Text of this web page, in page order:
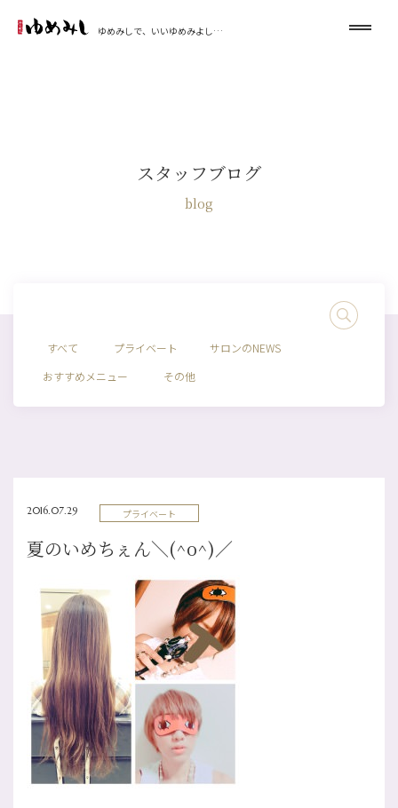
ゆめみしで、いいゆめみよし…
スタッフブログ
blog
すべて プライベート
サロンのNEWS
おすすめメニュー
その他
2016.07.29 プライベート
夏のいめちぇん＼(^o^)／